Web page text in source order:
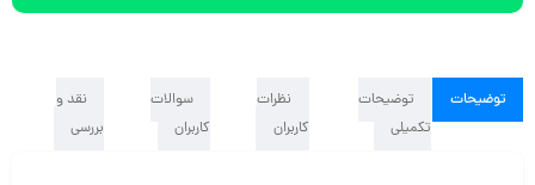
توضیحات
توضیحات
تکمیلی
نظرات
کاربران
سوالات
کاربران
نقد و
بررسی